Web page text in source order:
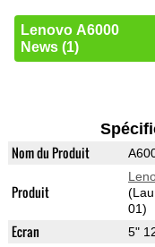
Lenovo A6000
News (1)
Nom du Produit
Produit
01)
Ecran 5"